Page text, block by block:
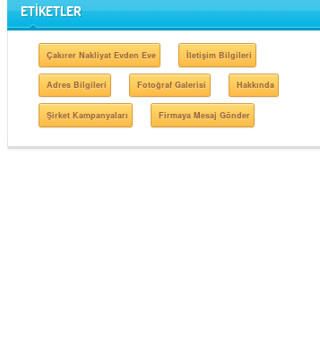
ETİKETLER
Çakırer Nakliyat Evden Eve İletişim Bilgileri
Adres Bilgileri Fotoğraf Galerisi Hakkında
Şirket Kampanyaları Firmaya Mesaj Gönder